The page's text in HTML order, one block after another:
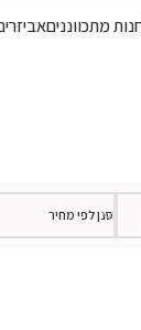
מתכווננים
סנן לפי מחיר